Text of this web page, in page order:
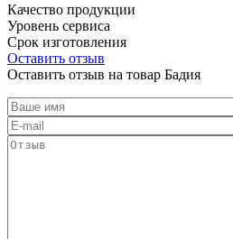
Качество продукции
Уровень сервиса
Срок изготовления
Оставить отзыв
Оставить отзыв на товар Бадия